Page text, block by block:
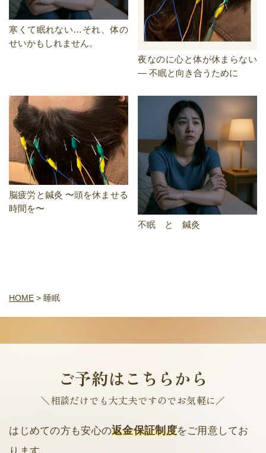
寒くて眠れない…それ、体の
せいかもしれません。
夜なのに心と体が休まらない
― 不眠と向き合うために
脳疲労と鍼灸 〜頭を休ませる
時間を〜
不眠 と 鍼灸
HOME > 睡眠
ご予約はこちらから
＼相談だけでも大丈夫ですのでお気軽に／
はじめての方も安心の返金保証制度をご用意してお